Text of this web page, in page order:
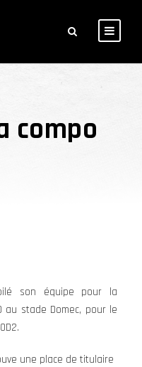
compo
son équipe pour la
au stade Domec, pour le
une place de titulaire